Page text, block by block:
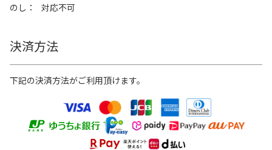
のし
対応不可
決済方法
下記の決済方法がご利用頂けます。